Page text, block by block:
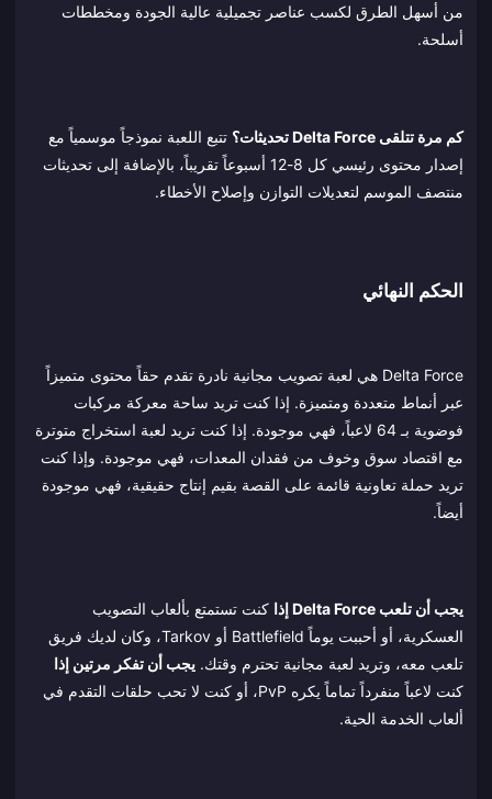
من أسهل الطرق لكسب عناصر تجميلية عالية الجودة ومخططات
أسلحة.
كم مرة تتلقى Delta Force تحديثات؟
تتبع اللعبة نموذجاً موسمياً مع
إصدار محتوى رئيسي كل 8-12 أسبوعاً تقريباً، بالإضافة إلى تحديثات
منتصف الموسم لتعديلات التوازن وإصلاح الأخطاء.
الحكم النهائي
Delta Force هي لعبة تصويب مجانية نادرة تقدم حقاً محتوى متميزاً
عبر أنماط متعددة ومتميزة. إذا كنت تريد ساحة معركة مركبات
فوضوية بـ 64 لاعباً، فهي موجودة. إذا كنت تريد لعبة استخراج متوترة
مع اقتصاد سوق وخوف من فقدان المعدات، فهي موجودة. وإذا كنت
تريد حملة تعاونية قائمة على القصة بقيم إنتاج حقيقية، فهي موجودة
أيضاً.
يجب أن تلعب Delta Force إذا
كنت تستمتع بألعاب التصويب
العسكرية، أو أحببت يوماً Battlefield أو Tarkov، وكان لديك فريق
تلعب معه، وتريد لعبة مجانية تحترم وقتك. يجب أن تفكر مرتين إذا
كنت لاعباً منفرداً تماماً يكره PvP، أو كنت لا تحب حلقات التقدم في
ألعاب الخدمة الحية.